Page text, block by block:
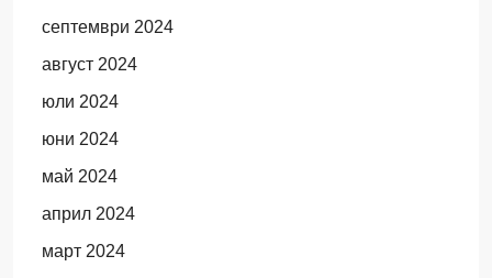
септември 2024
август 2024
юли 2024
юни 2024
май 2024
април 2024
март 2024